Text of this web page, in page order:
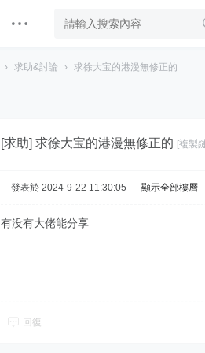
› 求助&討論 › 求徐大宝的港漫無修正的
[求助] 求徐大宝的港漫無修正的 [複製
發表於 2024-9-22 11:30:05 顯示全部樓層
有没有大佬能分享
回復